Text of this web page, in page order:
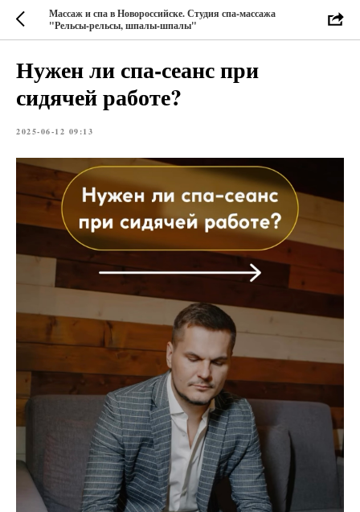
Массаж и спа в Новороссийске. Студия спа-массажа
"Рельсы-рельсы, шпалы-шпалы"
Нужен ли спа-сеанс при
сидячей работе?
2025-06-12 09:13